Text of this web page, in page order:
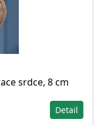
srdce, 8 cm
Detail